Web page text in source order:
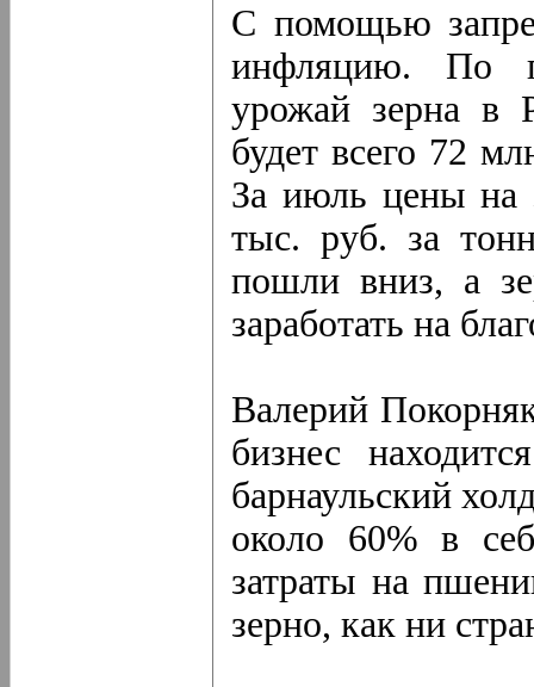
С помощью
инфляцию. По
урожай зерна в
будет всего 72
За июль цены на
тыс. руб. за
пошли вниз, а
заработать на
Валерий
бизнес
барнаульский
около 60% в
затраты на
зерно, как ни